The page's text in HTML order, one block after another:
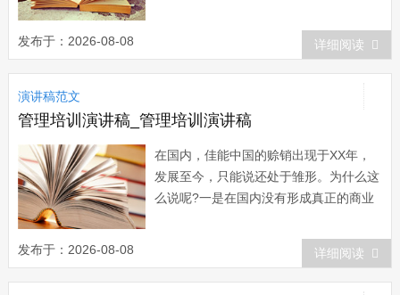
本想约你见面，又怕后羿不干；玉兔想请
你吃饭，又怕你没钱买单；月老想给你牵
线，又怕你四处放电。这个中秋节，祝你
在高老庄过得愉快！ 窗外清风舞翩
然，窗内心...
发布于：2026-08-08 详细阅读
演讲稿范文
管理培训演讲稿_管理培训演讲稿
在国内，佳能中国的赊销出现于XX年，
发展至今，只能说还处于雏形。为什么这
么说呢?一是在国内没有形成真正的商业
销过程，保证稳定和持续增长的市场份
额。在赊销的合理回报率情况下要保证必
要的资本资源。同时，通过自身和银行融
发布于：2026-08-08 详细阅读